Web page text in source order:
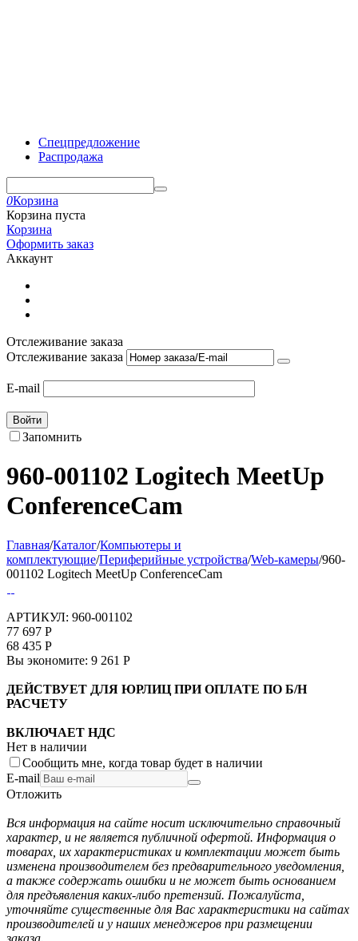
Спецпредложение
Распродажа
0Корзина
Корзина пуста
Корзина
Оформить заказ
Аккаунт
Отслеживание заказа
Отслеживание заказа
E-mail
Войти
Запомнить
960-001102 Logitech MeetUp
ConferenceCam
Главная/Каталог/Компьютеры и
комплектующие/Периферийные устройства/Web-камеры/960-
001102 Logitech MeetUp ConferenceCam
АРТИКУЛ: 960-001102
77 697 Р
68 435 Р
Вы экономите: 9 261 Р
ДЕЙСТВУЕТ ДЛЯ ЮРЛИЦ ПРИ ОПЛАТЕ ПО Б/Н
РАСЧЕТУ
ВКЛЮЧАЕТ НДС
Нет в наличии
Сообщить мне, когда товар будет в наличии
E-mail
Отложить
Вся информация на сайте носит исключительно справочный
характер, и не является публичной офертой. Информация о
товарах, их характеристиках и комплектации может быть
изменена производителем без предварительного уведомления,
а также содержать ошибки и не может быть основанием
для предъявления каких-либо претензий. Пожалуйста,
уточняйте существенные для Вас характеристики на сайтах
производителей и у наших менеджеров при размещении
заказа.